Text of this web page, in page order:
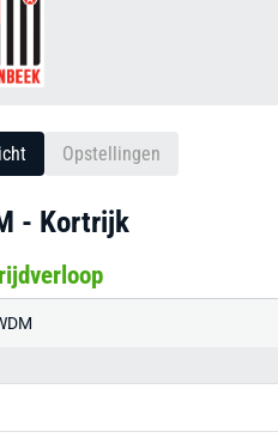
Opstellingen
- Kortrijk